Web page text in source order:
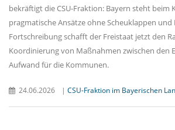
bekräftigt die CSU-Fraktion: Bayern steht beim
pragmatische Ansätze ohne Scheuklappen
Fortschreibung schafft der Freistaat jetzt den
Koordinierung von Maßnahmen zwischen den
Aufwand für die Kommunen.
24.06.2026 | CSU-Fraktion im Bayerischen